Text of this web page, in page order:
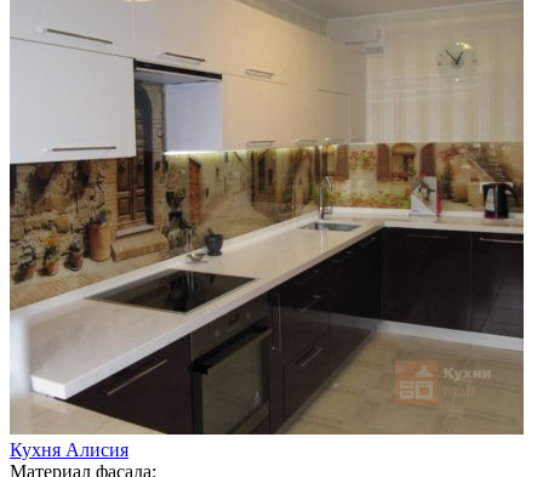
Кухня Алисия
Материал фасада: